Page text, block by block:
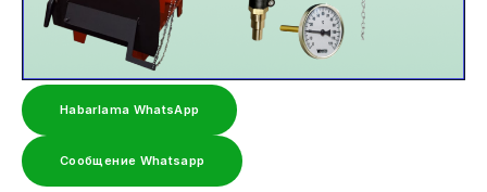
Habarlama WhatsApp
Сообщение Whatsapp